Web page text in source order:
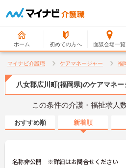
ホーム 初めての方へ 面談会場一覧
マイナビ介護職 ケアマネージャー 福
八女郡広川町(福岡県)のケアマネー
この条件の介護・福祉求人
おすすめ順 新着順
名称非公開 ※詳細はお問合せください